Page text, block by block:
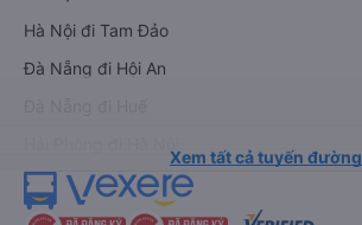
Hà Nội đi Tam Đảo
Đà Nẵng đi Hội An
Xem tất cả tuyến đường